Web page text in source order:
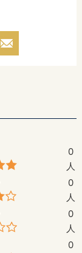
0
人
0
人
0
人
0